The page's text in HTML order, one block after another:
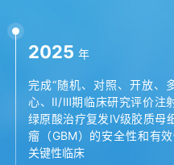
2025 年
完成“随机、对照、开放、
心、Ⅱ/Ⅲ期临床研究评价注
绿原酸治疗复发Ⅳ级胶质母
瘤（GBM）的安全性和有效
关键性临床